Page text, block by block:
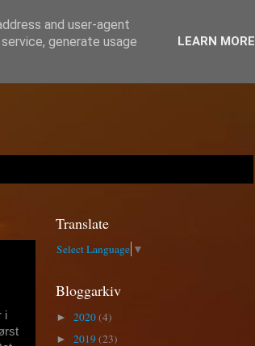
i
Translate
Select Language ▼
Bloggarkiv
► 2020(4)
► 2019(23)
and user-agent
generate usage
LEARN MORE